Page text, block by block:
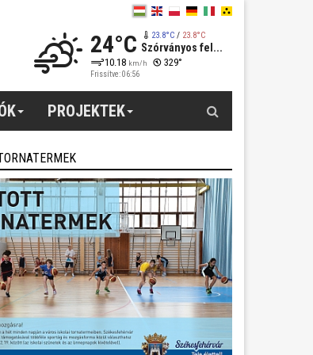
24°C 23.8°C/ 23.8°C
Szórványos fel...
10.18 km/h 329°
Frissítve: 06:56
PROJEKTEK